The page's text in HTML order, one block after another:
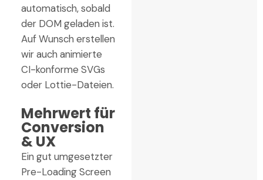
automatisch, sobald
der DOM geladen ist.
Auf Wunsch erstellen
wir auch animierte
CI-konforme SVGs
oder Lottie-Dateien.
Mehrwert für
Conversion
& UX
Ein gut umgesetzter
Pre-Loading Screen